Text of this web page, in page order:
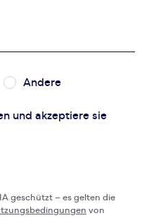
Andere
und akzeptiere sie
geschützt – es gelten die
von